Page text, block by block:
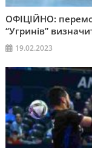
ОФІЦІЙНО:
“Угринів”
19.02.2023